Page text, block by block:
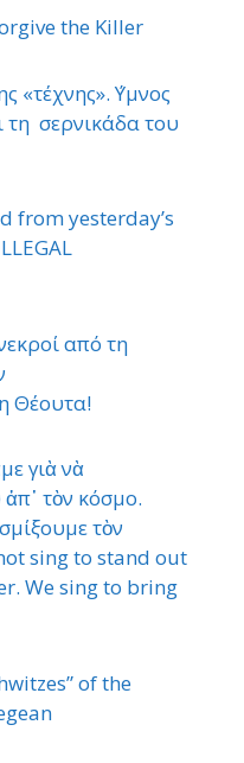
the Killer
«τέχνης». ΄Υμνος
τη σερνικάδα του
from yesterday’s
από τη
Θέουτα!
γιὰ νὰ
τὸν κόσμο.
τὸν
sing to stand out
We sing to bring
of the